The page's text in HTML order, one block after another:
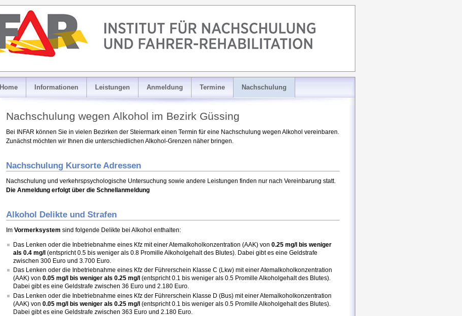
Home Informationen Leistungen Anmeldung Termine Nachschulung
Nachschulung wegen Alkohol im Bezirk Güssing
Bei INFAR können Sie in vielen Bezirken der Steiermark einen Termin für eine Nachschulung wegen Alkohol vereinbaren.
Zunächst möchten wir Ihnen die unterschiedlichen Alkohol-Grenzen näher bringen.
Nachschulung Kursorte Adressen
Nachschulung und verkehrspsychologische Untersuchung sowie andere Leistungen finden nur nach Vereinbarung statt.
Die Anmeldung erfolgt über die Schnellanmeldung
Alkohol Delikte und Strafen
Im Vormerksystem sind folgende Delikte bei Alkohol enthalten:
Das Lenken oder die Inbetriebnahme eines Kfz mit einer Atemalkoholkonzentration (AAK) von 0.25 mg/l bis weniger
als 0.4 mg/l (entspricht 0.5 bis weniger als 0.8 Promille Alkoholgehalt des Blutes). Dabei gibt es eine Geldstrafe
zwischen 300 Euro und 3.700 Euro.
Das Lenken oder die Inbetriebnahme eines Kfz der Führerschein Klasse C (Lkw) mit einer Atemalkoholkonzentration
(AAK) von 0.05 mg/l bis weniger als 0.25 mg/l (entspricht 0.1 bis weniger als 0.5 Promille Alkoholgehalt des Blutes).
Dabei gibt es eine Geldstrafe zwischen 36 Euro und 2.180 Euro.
Das Lenken oder die Inbetriebnahme eines Kfz der Führerschein Klasse D (Bus) mit einer Atemalkoholkonzentration
(AAK) von 0.05 mg/l bis weniger als 0.25 mg/l (entspricht 0.1 bis weniger als 0.5 Promille Alkoholgehalt des Blutes).
Dabei gibt es eine Geldstrafe zwischen 363 Euro und 2.180 Euro.